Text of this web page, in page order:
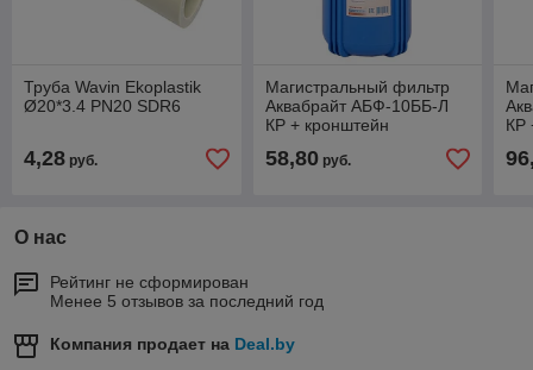
Труба Wavin Ekoplastik
Ø20*3.4 PN20 SDR6
4,28 руб.
Магистральный фильтр
Аквабрайт АБФ-10ББ-Л
КР + кронштейн
58,80руб.
КР
О нас
Рейтинг не сформирован
Менее 5 отзывов за последний год
Компания продает на Deal.by